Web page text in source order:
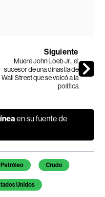
Siguiente
Muere John Loeb Jr., el
sucesor de una dinastía de
Wall Street que se volcó a la
política
en su fuente de
Petróleo Crudo
Unidos